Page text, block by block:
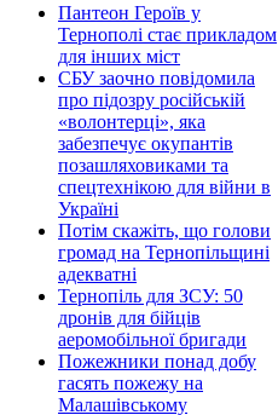
Пантеон Героїв у
Тернополі стає прикладом
для інших міст
СБУ заочно повідомила
про підозру російській
«волонтерці», яка
забезпечує окупантів
позашляховиками та
спецтехнікою для війни в
Україні
Потім скажіть, що голови
громад на Тернопільщині
адекватні
Тернопіль для ЗСУ: 50
дронів для бійців
аеромобільної бригади
Пожежники понад добу
гасять пожежу на
Малашівському